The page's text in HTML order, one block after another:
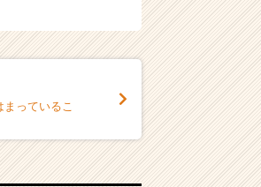
っているこ